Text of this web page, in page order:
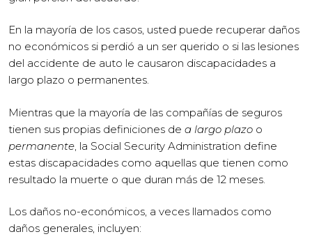
En la mayoría de los casos, usted puede recuperar daños
no económicos si perdió a un ser querido o si las lesiones
del accidente de auto le causaron discapacidades a
largo plazo o permanentes.
Mientras que la mayoría de las compañías de seguros
tienen sus propias definiciones de a largo plazo o
permanente , la Social Security Administration define
estas discapacidades como aquellas que tienen como
resultado la muerte o que duran más de 12 meses.
Los daños no-económicos, a veces llamados como
daños generales, incluyen: